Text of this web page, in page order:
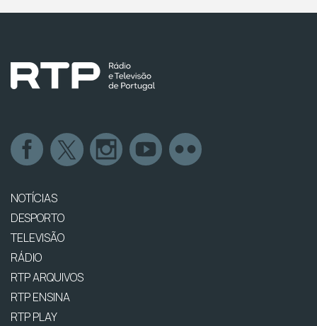
NOTÍCIAS
DESPORTO
TELEVISÃO
RÁDIO
RTP ARQUIVOS
RTP ENSINA
RTP PLAY